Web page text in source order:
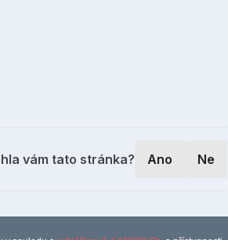
vám tato stránka? Ano Ne